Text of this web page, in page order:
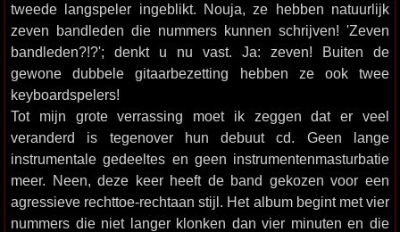
tweede langspeler ingeblikt. Nouja, ze hebben natuurlijk
zeven bandleden die nummers kunnen schrijven! 'Zeven
bandleden?!?'; denkt u nu vast. Ja: zeven! Buiten de
gewone dubbele gitaarbezetting hebben ze ook twee
keyboardspelers!
Tot mijn grote verrassing moet ik zeggen dat er veel
veranderd is tegenover hun debuut cd. Geen lange
instrumentale gedeeltes en geen instrumentenmasturbatie
meer. Neen, deze keer heeft de band gekozen voor een
agressieve rechttoe-rechtaan stijl. Het album begint met vier
nummers die niet langer klonken dan vier minuten en die